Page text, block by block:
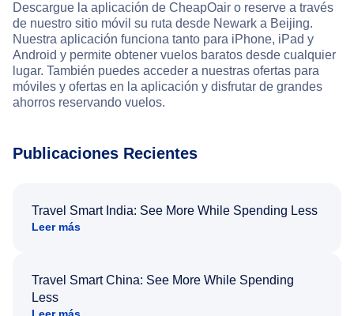
Descargue la aplicación de CheapOair o reserve a través
de nuestro sitio móvil su ruta desde Newark a Beijing.
Nuestra aplicación funciona tanto para iPhone, iPad y
Android y permite obtener vuelos baratos desde cualquier
lugar. También puedes acceder a nuestras ofertas para
móviles y ofertas en la aplicación y disfrutar de grandes
ahorros reservando vuelos.
Publicaciones Recientes
Travel Smart India: See More While Spending Less
Leer más
Travel Smart China: See More While Spending
Less